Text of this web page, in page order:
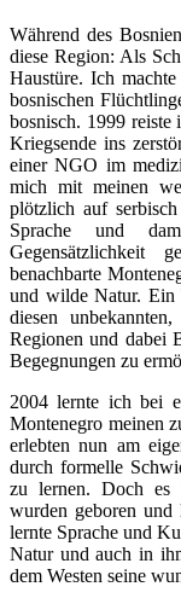
Während des
diese Region: Als
Haustüre. Ich
bosnischen
bosnisch. 1999
Kriegsende ins
einer NGO im
mich mit meinen
plötzlich auf
Sprache und
Gegensätzlichkeit
benachbarte
und wilde Natur. Ein
diesen
Regionen und dabei
Begegnungen zu
2004 lernte ich bei
Montenegro meinen
erlebten nun am
durch formelle
zu lernen. Doch es
wurden geboren und
lernte Sprache und
Natur und auch in
dem Westen seine